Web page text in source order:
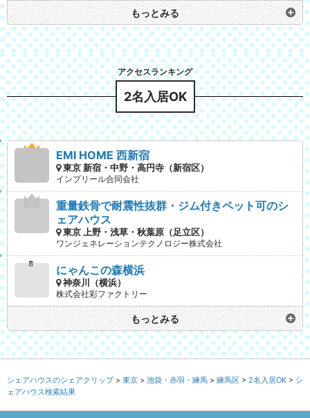
もっとみる
2名入居OK
EMI HOME 西新宿
東京 新宿・中野・高円寺（新宿区）
インプリール合同会社
重量鉄骨で耐震性抜群・ジム付きペット可のシ
ェアハウス
東京 上野・浅草・秋葉原（足立区）
ワンジェネレーションテクノロジー株式会社
にゃんこの森横浜
神奈川（横浜）
株式会社彩ファクトリー
もっとみる
シェアハウスのシェアクリップ 東京 池袋・赤羽・練馬 練馬区 2名入居OK
シ
ェアハウス検索結果